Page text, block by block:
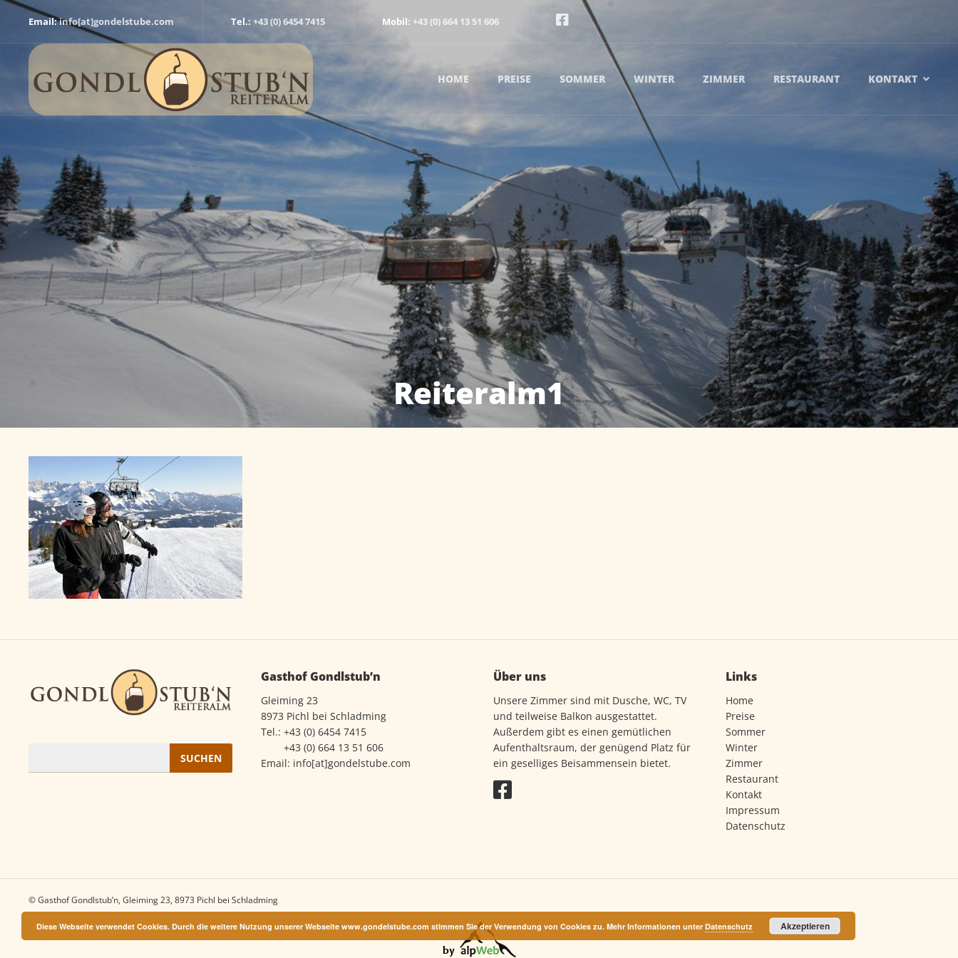
Email:info[at]gondelstube.com Tel.: +43 (0) 6454 7415 Mobil: +43 (0) 664 13 51 606
HOME PREISE SOMMER WINTER ZIMMER RESTAURANT KONTAKT
Reiteralm1
Gasthof Gondlstub’n
Gleiming 23
8973 Pichl bei Schladming
Tel.: +43 (0) 6454 7415
+43 (0) 664 13 51 606
Email: info[at]gondelstube.com
Über uns
Unsere Zimmer sind mit Dusche, WC, TV
und teilweise Balkon ausgestattet.
Außerdem gibt es einen gemütlichen
Aufenthaltsraum, der genügend Platz für
ein geselliges Beisammensein bietet.
Links
Home
Preise
Sommer
Winter
Zimmer
Restaurant
Kontakt
Impressum
Datenschutz
© Gasthof Gondlstub’n, Gleiming 23, 8973 Pichl bei Schladming
Diese Webseite verwendet Cookies. Durch die weitere Nutzung unserer Webseite www.gondelstube.com stimmen Sie der Verwendung von Cookies zu. Mehr Informationen unter Datenschutz Akzeptieren